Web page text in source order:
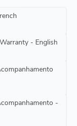
- English
-